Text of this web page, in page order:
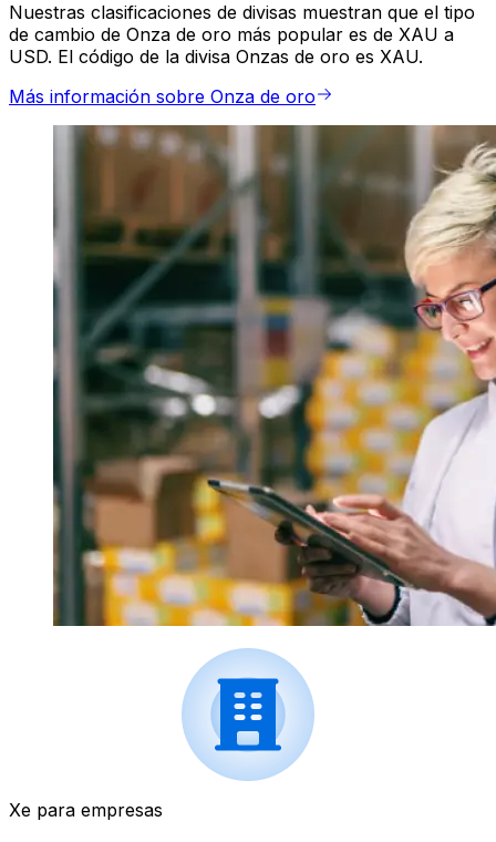
Nuestras clasificaciones de divisas muestran que el tipo
de cambio de Onza de oro más popular es de XAU a
USD. El código de la divisa Onzas de oro es XAU.
Más información sobre Onza de oro
Xe para empresas